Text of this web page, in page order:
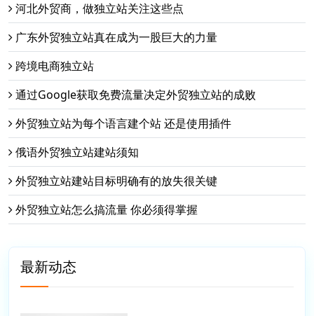
河北外贸商，做独立站关注这些点
广东外贸独立站真在成为一股巨大的力量
跨境电商独立站
通过Google获取免费流量决定外贸独立站的成败
外贸独立站为每个语言建个站 还是使用插件
俄语外贸独立站建站须知
外贸独立站建站目标明确有的放失很关键
外贸独立站怎么搞流量 你必须得掌握
最新动态